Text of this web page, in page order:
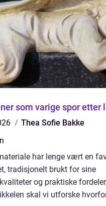
som varige spor etter
Thea Sofie Bakke
har lenge vært en
tradisjonelt brukt for sine
og praktiske fordeler.
skal vi utforske